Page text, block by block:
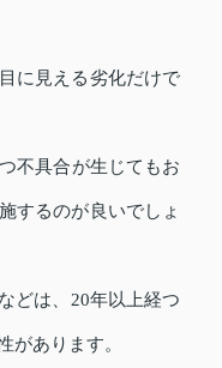
に見える劣化だけで
不具合が生じてもお
するのが良いでしょ
どは、20年以上経つ
があります。